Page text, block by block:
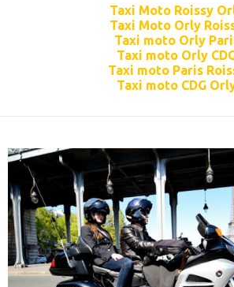
Taxi Moto Roissy
Taxi Moto Orly
Taxi moto Orly
Taxi moto Orly
Taxi moto Paris
Taxi moto CDG